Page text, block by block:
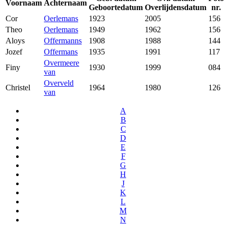
Voornaam Achternaam
Geboortedatum Overlijdensdatum nr.
Cor
Oerlemans 1923 2005
156
Theo
Oerlemans 1949 1962
156
Aloys
Offermanns 1908 1988
144
Jozef
Offermans 1935 1991
117
Finy
Overmeere
van
1930 1999 084
Christel
Overveld
van
1964 1980 126
A
B
C
D
E
F
G
H
J
K
L
M
N